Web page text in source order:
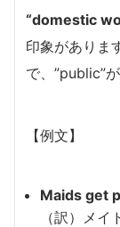
“domestic
印象がありま
で、”public”
【例文】
Maids get
（訳）メイ